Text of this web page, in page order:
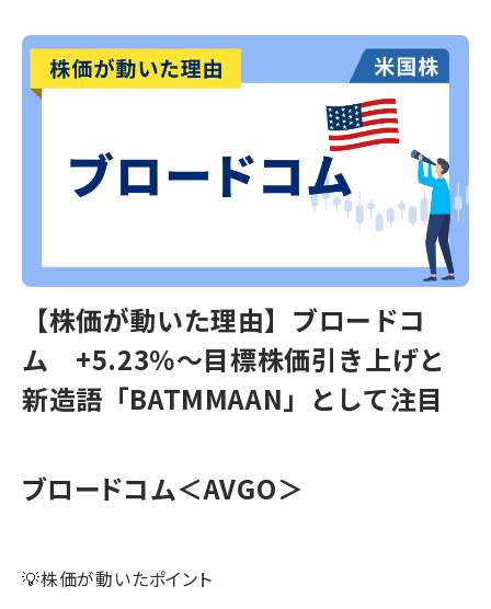
【株価が動いた理由】ブロードコ
ム +5.23％～目標株価引き上げと
新造語「BATMMAAN」として注目
ブロードコム＜AVGO＞
💡株価が動いたポイント